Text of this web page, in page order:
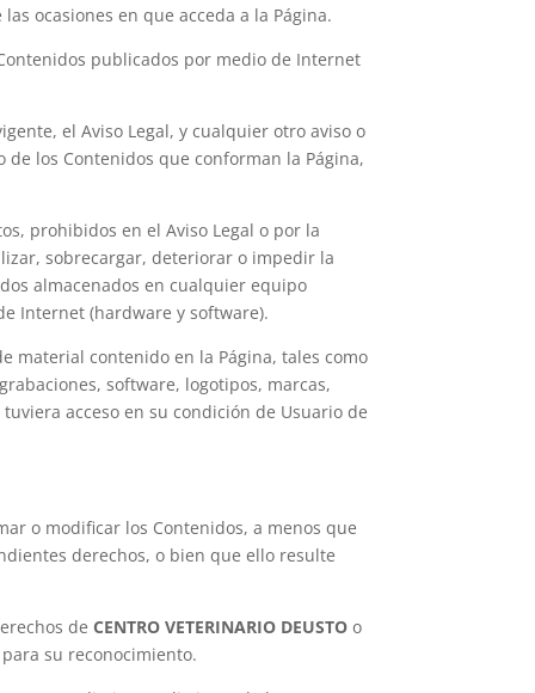
ocasiones en que acceda a la Página.
publicados por medio de Internet
el Aviso Legal, y cualquier otro aviso o
los Contenidos que conforman la Página,
prohibidos en el Aviso Legal o por la
sobrecargar, deteriorar o impedir la
almacenados en cualquier equipo
Internet (hardware y software).
material contenido en la Página, tales como
software, logotipos, marcas,
acceso en su condición de Usuario de
o modificar los Contenidos, a menos que
derechos, o bien que ello resulte
deCENTRO VETERINARIO DEUSTO o
su reconocimiento.